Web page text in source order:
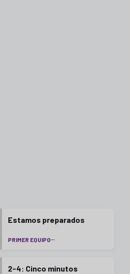
Estamos preparados
PRIMER EQUIPO
2-4: Cinco minutos